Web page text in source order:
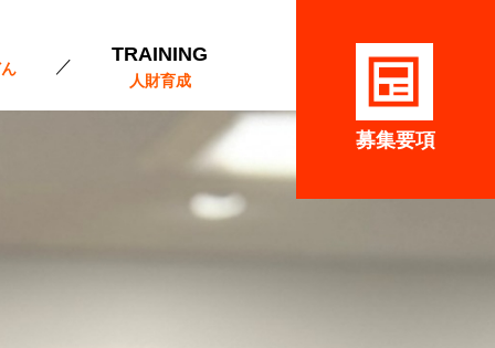
TRAINING
人財育成
募集要項